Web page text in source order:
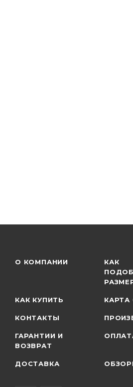
О КОМПАНИИ
КАК
КАК КУПИТЬ КАРТА
КОНТАКТЫ
ГАРАНТИИ И
ВОЗВРАТ
ДОСТАВКА